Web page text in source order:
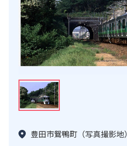
豊田市鴛鴨町（写真撮影地）